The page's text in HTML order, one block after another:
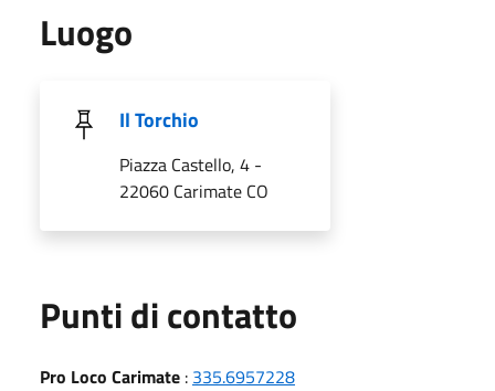
Luogo
Il Torchio
Piazza Castello, 4 -
22060 Carimate CO
Punti di contatto
Pro Loco Carimate : 335.6957228